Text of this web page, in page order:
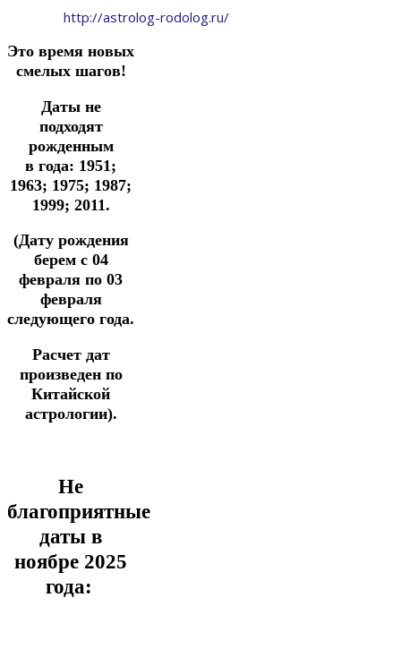
http://astrolog-rodolog.ru/
Это время новых
смелых шагов!
Даты не
подходят
рожденным
в года: 1951;
1963; 1975; 1987;
1999; 2011.
(Дату рождения
берем с 04
февраля по 03
февраля
следующего года.
Расчет дат
произведен по
Китайской
астрологии).
Не
благоприятные
даты в
ноябре 2025
года: